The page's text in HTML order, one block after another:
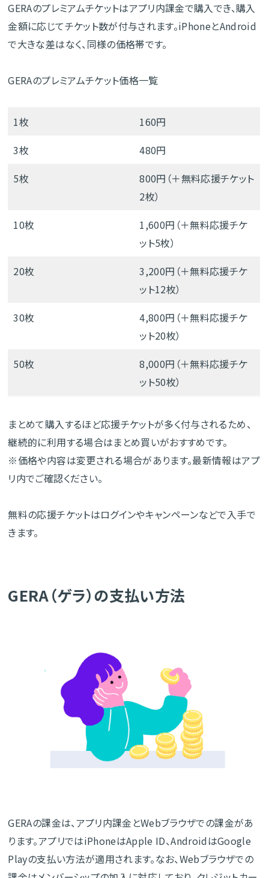
GERAのプレミアムチケットはアプリ内課金で購入でき、購入
金額に応じてチケット数が付与されます。iPhoneとAndroid
で大きな差はなく、同様の価格帯です。
GERAのプレミアムチケット価格一覧
1枚
160円
3枚
480円
5枚
800円（＋無料応援チケット
2枚）
10枚
1,600円（＋無料応援チケ
ット5枚）
20枚
3,200円（＋無料応援チケ
ット12枚）
30枚
4,800円（＋無料応援チケ
ット20枚）
50枚
8,000円（＋無料応援チケ
ット50枚）
まとめて購入するほど応援チケットが多く付与されるため、
継続的に利用する場合はまとめ買いがおすすめです。
※価格や内容は変更される場合があります。最新情報はアプ
リ内でご確認ください。
無料の応援チケットはログインやキャンペーンなどで入手で
きます。
GERA（ゲラ）の支払い方法
GERAの課金は、アプリ内課金とWebブラウザでの課金があ
ります。アプリではiPhoneはApple ID、AndroidはGoogle
Playの支払い方法が適用されます。なお、Webブラウザでの